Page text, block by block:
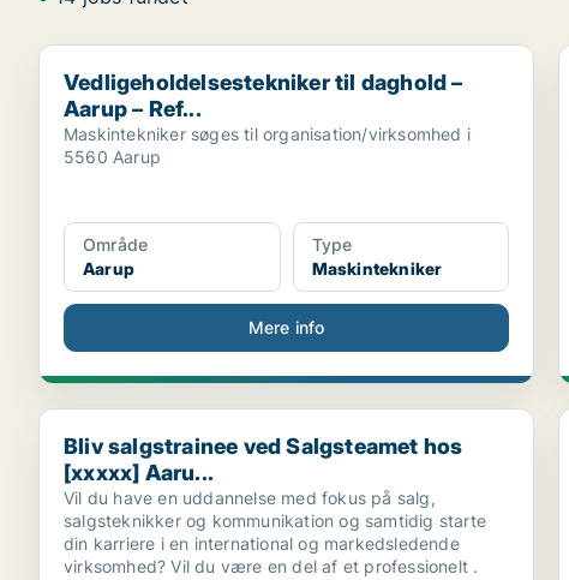
Vedligeholdelsestekniker til daghold – Aarup – Ref...
Vedligeholdelsestekniker til daghold –
Aarup – Ref...
Maskintekniker søges til organisation/virksomhed i
5560 Aarup
Område
Aarup
Type
Maskintekniker
Mere info
Bliv salgstrainee ved Salgsteamet hos [xxxxx] Aaru...
Bliv salgstrainee ved Salgsteamet hos
[xxxxx] Aaru...
Vil du have en uddannelse med fokus på salg,
salgsteknikker og kommunikation og samtidig starte
din karriere i en international og markedsledende
virksomhed? Vil du være en del af et professionelt .